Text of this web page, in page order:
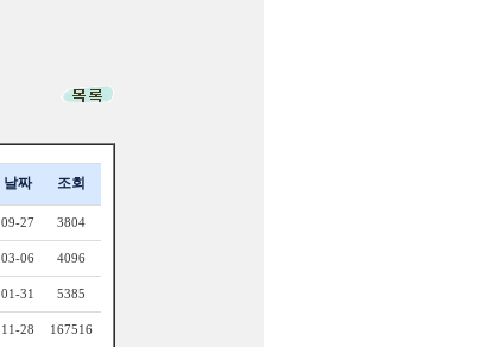
날짜 조회
09-27 3804
03-06 4096
01-31 5385
11-28 167516